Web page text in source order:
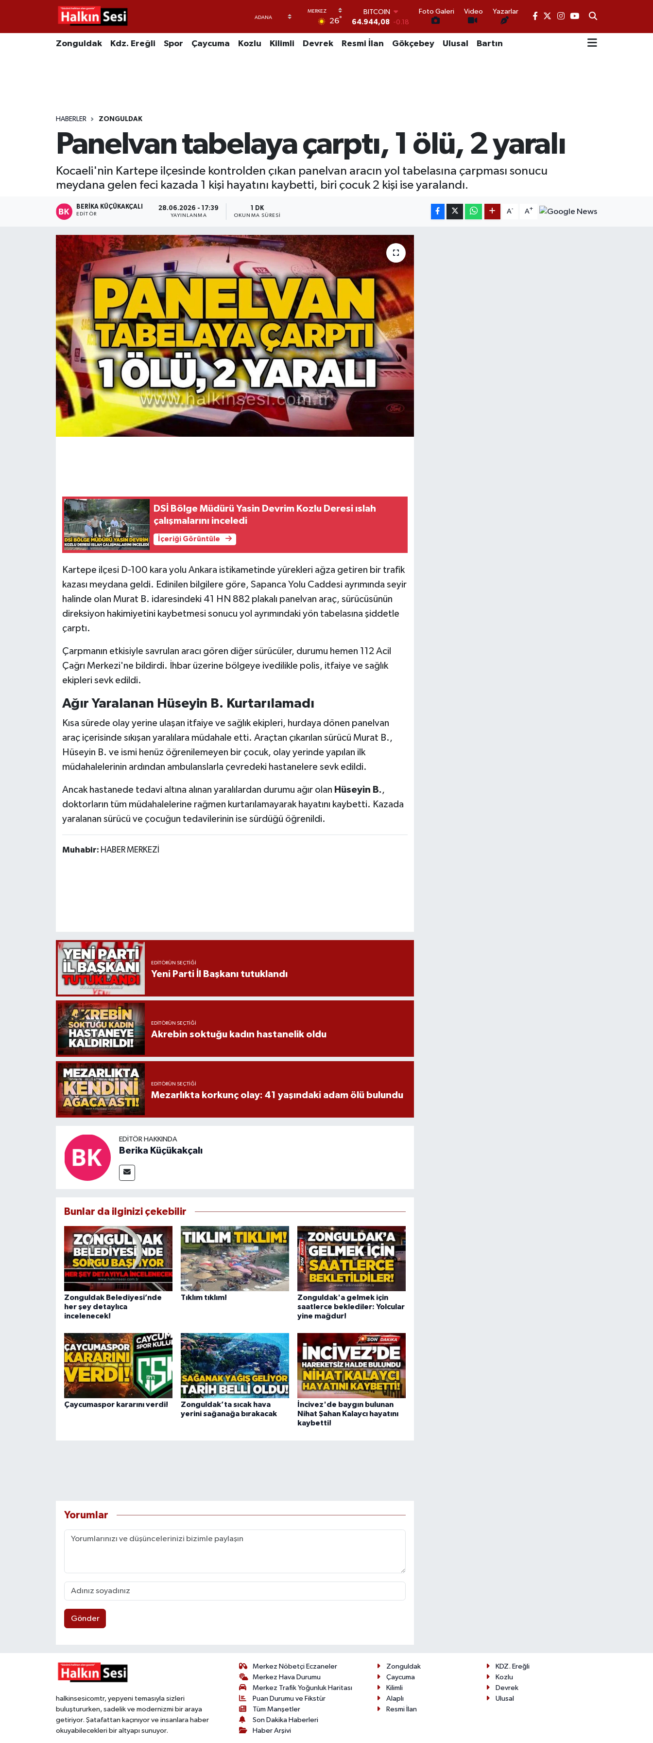
26°
64.944,08 -0.18
DOLAR
47,7436 0.18
EURO
Foto Galeri Video Yazarlar
Zonguldak Kdz. Ereğli Spor Çaycuma Kozlu Kilimli Devrek Resmi İlan Gökçebey Ulusal Bartın
HABERLER ZONGULDAK
Panelvan tabelaya çarptı, 1 ölü, 2 yaralı
Kocaeli'nin Kartepe ilçesinde kontrolden çıkan panelvan aracın yol tabelasına çarpması sonucu
meydana gelen feci kazada 1 kişi hayatını kaybetti, biri çocuk 2 kişi ise yaralandı.
BERIKA KÜÇÜKAKÇALI
EDITÖR
28.06.2026 - 17:39
YAYINLANMA
1 DK
OKUNMA SÜRESI
A- A+
DSİ Bölge Müdürü Yasin Devrim Kozlu Deresi ıslah
çalışmalarını inceledi
İçeriği Görüntüle
Kartepe ilçesi D-100 kara yolu Ankara istikametinde yürekleri ağza getiren bir trafik
kazası meydana geldi. Edinilen bilgilere göre, Sapanca Yolu Caddesi ayrımında seyir
halinde olan Murat B. idaresindeki 41 HN 882 plakalı panelvan araç, sürücüsünün
direksiyon hakimiyetini kaybetmesi sonucu yol ayrımındaki yön tabelasına şiddetle
çarptı.
Çarpmanın etkisiyle savrulan aracı gören diğer sürücüler, durumu hemen 112 Acil
Çağrı Merkezi'ne bildirdi. İhbar üzerine bölgeye ivedilikle polis, itfaiye ve sağlık
ekipleri sevk edildi.
Ağır Yaralanan Hüseyin B. Kurtarılamadı
Kısa sürede olay yerine ulaşan itfaiye ve sağlık ekipleri, hurdaya dönen panelvan
araç içerisinde sıkışan yaralılara müdahale etti. Araçtan çıkarılan sürücü Murat B.,
Hüseyin B. ve ismi henüz öğrenilemeyen bir çocuk, olay yerinde yapılan ilk
müdahalelerinin ardından ambulanslarla çevredeki hastanelere sevk edildi.
Ancak hastanede tedavi altına alınan yaralılardan durumu ağır olan Hüseyin B.,
doktorların tüm müdahalelerine rağmen kurtarılamayarak hayatını kaybetti. Kazada
yaralanan sürücü ve çocuğun tedavilerinin ise sürdüğü öğrenildi.
Muhabir: HABER MERKEZİ
EDITÖRÜN SEÇTIĞI
Yeni Parti İl Başkanı tutuklandı
EDITÖRÜN SEÇTIĞI
Akrebin soktuğu kadın hastanelik oldu
EDITÖRÜN SEÇTIĞI
Mezarlıkta korkunç olay: 41 yaşındaki adam ölü bulundu
EDITÖR HAKKINDA
Berika Küçükakçalı
Bunlar da ilginizi çekebilir
Zonguldak Belediyesi’nde
her şey detaylıca
incelenecek!
Tıklım tıklım!
Zonguldak'a gelmek için
saatlerce beklediler: Yolcular
yine mağdur!
Çaycumaspor kararını verdi!
Zonguldak’ta sıcak hava
yerini sağanağa bırakacak
İncivez'de baygın bulunan
Nihat Şahan Kalaycı hayatını
kaybetti!
Yorumlar
Gönder
halkinsesicomtr, yepyeni temasıyla sizleri
buluştururken, sadelik ve modernizmi bir araya
getiriyor. Şatafattan kaçınıyor ve insanlara haber
okuyabilecekleri bir altyapı sunuyor.
Merkez Nöbetçi Eczaneler
Merkez Hava Durumu
Merkez Trafik Yoğunluk Haritası
Puan Durumu ve Fikstür
Tüm Manşetler
Son Dakika Haberleri
Haber Arşivi
Zonguldak
KDZ. Ereğli
Çaycuma
Kozlu
Kilimli
Devrek
Alaplı
Ulusal
Resmi İlan
Karabük
BİLİM VE TEKNOLOJİ
Ekonomi
MAGAZİN
Resmi İlan
Tüm Manşetler
Haber Arşivi